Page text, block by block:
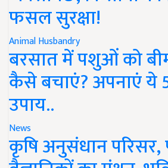
फसल सुरक्षा!
Animal Husbandry
बरसात में पशुओं को
कैसे बचाएं? अपनाएं ये
उपाय..
News
कृषि अनुसंधान परिसर,